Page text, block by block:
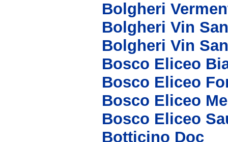
Bolgheri
Bolgheri Vin
Bolgheri Vin
Bosco Eliceo
Bosco Eliceo
Bosco Eliceo
Bosco Eliceo
Botticino Doc